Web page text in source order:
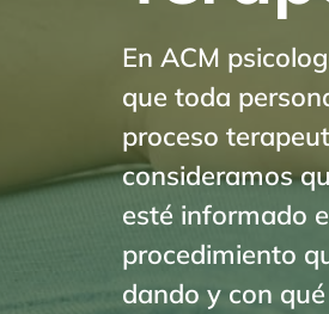
En ACM
que toda
proceso
consideramos
esté informado
procedimiento
dando y con